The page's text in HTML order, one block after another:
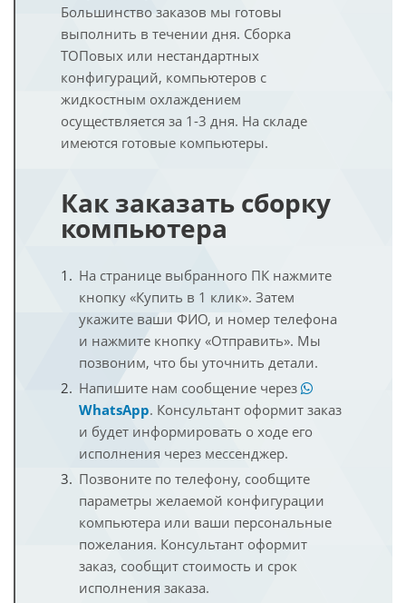
Большинство заказов мы готовы
выполнить в течении дня. Сборка
ТОПовых или нестандартных
конфигураций, компьютеров с
жидкостным охлаждением
осуществляется за 1-3 дня. На складе
имеются готовые компьютеры.
Как заказать сборку
компьютера
На странице выбранного ПК нажмите
кнопку «Купить в 1 клик». Затем
укажите ваши ФИО, и номер телефона
и нажмите кнопку «Отправить». Мы
позвоним, что бы уточнить детали.
Напишите нам сообщение через
WhatsApp. Консультант оформит заказ
и будет информировать о ходе его
исполнения через мессенджер.
Позвоните по телефону, сообщите
параметры желаемой конфигурации
компьютера или ваши персональные
пожелания. Консультант оформит
заказ, сообщит стоимость и срок
исполнения заказа.